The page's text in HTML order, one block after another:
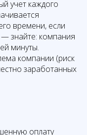
учет каждого
времени, если
знайте: компания
минуты.
компании (риск
заработанных
оплату